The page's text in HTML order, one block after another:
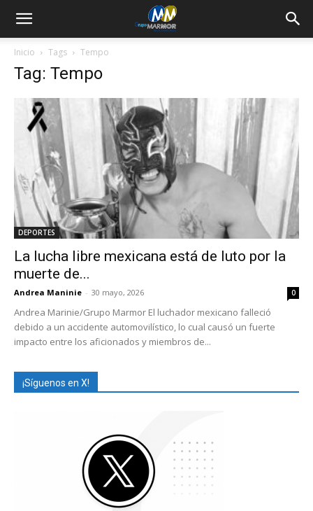
Inicio Tags Tempo
Tag: Tempo
DEPORTES
La lucha libre mexicana está de luto por la
muerte de...
Andrea Maninie - 30 mayo, 2026 0
Andrea Marinie/Grupo Marmor El luchador mexicano falleció
debido a un accidente automovilístico, lo cual causó un fuerte
impacto entre los aficionados y miembros de...
¡Síguenos en X!